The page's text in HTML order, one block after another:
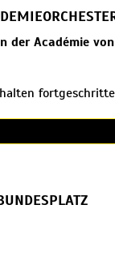
der Académie
Historisch
späteren